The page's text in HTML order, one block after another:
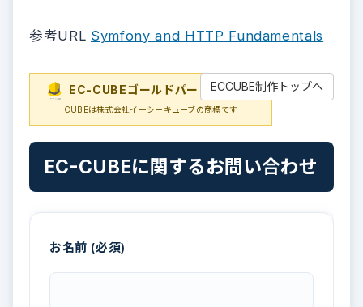
参考URL Symfony and HTTP Fundamentals
EC-CUBEゴールドパートナーEC-
CUBEは株式会社イーシーキューブの商標です
ECCUBE制作トップへ
EC-CUBEに関するお問い合わせ
お名前 (必須)